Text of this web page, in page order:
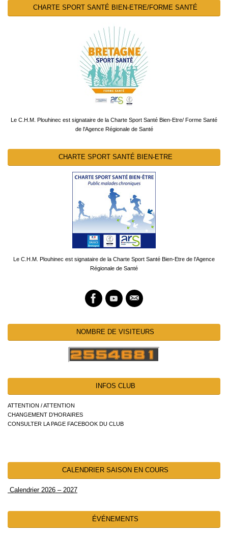
CHARTE SPORT SANTÉ BIEN-ETRE/FORME SANTÉ
Le C.H.M. Plouhinec est signataire de la Charte Sport Santé Bien-Etre/ Forme Santé
de l'Agence Régionale de Santé
CHARTE SPORT SANTÉ BIEN-ETRE
Le C.H.M. Plouhinec est signataire de la Charte Sport Santé Bien-Etre de l'Agence
Régionale de Santé
NOMBRE DE VISITEURS
INFOS CLUB
ATTENTION / ATTENTION
CHANGEMENT D’HORAIRES
CONSULTER LA PAGE FACEBOOK DU CLUB
CALENDRIER SAISON EN COURS
Calendrier 2026 – 2027
ÉVÉNEMENTS